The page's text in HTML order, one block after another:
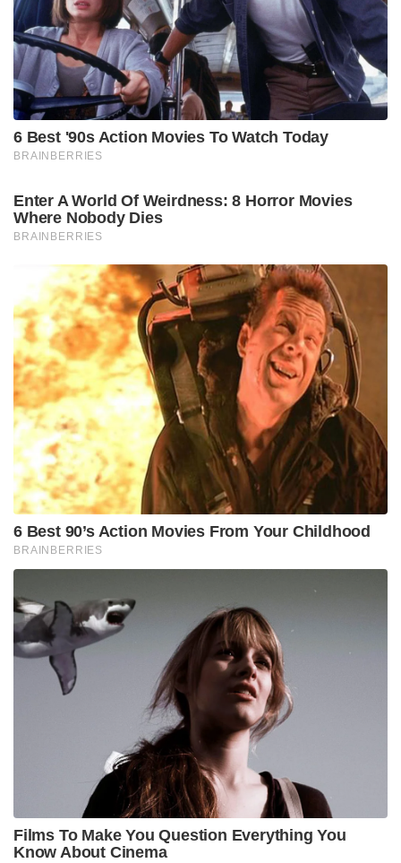
6 Best '90s Action Movies To Watch Today
BRAINBERRIES
Enter A World Of Weirdness: 8 Horror Movies
Where Nobody Dies
BRAINBERRIES
6 Best 90’s Action Movies From Your Childhood
BRAINBERRIES
Films To Make You Question Everything You
Know About Cinema